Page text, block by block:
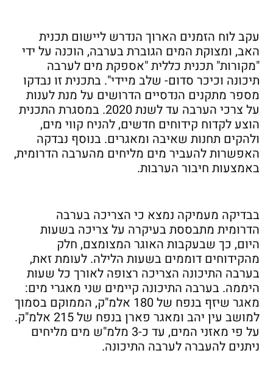
עקב לוח הזמנים הארוך הנדרש ליישום תכנית
האב, ומצוקת המים הגוברת בערבה, הוכנה על ידי
"מקורות" תכנית כללית "אספקת מים לערבה
תיכונה וכיכר סדום- שלב מיידי". בתכנית זו נבדקו
מספר מתקנים הנדסיים הדרושים על מנת לענות
על צרכי הערבה עד לשנת 2020. במסגרת התכנית
הוצע לקדוח קידוחים חדשים, להניח קווי מים,
ולהקים תחנות שאיבה ומאגרים. בנוסף נבדקה
האפשרות להעביר מים מליחים מהערבה הדרומית,
באמצעות חיבור הערבות.
בבדיקה מעמיקה נמצא כי הצריכה בערבה
הדרומית מתבססת בעיקרה על צריכה בשעות
היום, כך שבעקבות האוגר המצומצם, חלק
מהקידוחים דוממים בשעות הלילה. לעומת זאת,
בערבה התיכונה הצריכה רצופה לאורך כל שעות
היממה. בערבה התיכונה קיימים שני מאגרי מים:
מאגר שיזף בנפח של 180 אלמ"ק, הממוקם בסמוך
למושב עין יהב ומאגר פארן בנפח של 215 אלמ"ק.
על פי מאזני המים, עד כ-3 מלמ"ש מים מליחים
ניתנים להעברה לערבה התיכונה.